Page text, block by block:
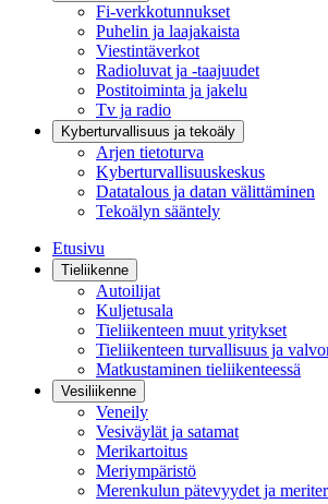
Fi-verkkotunnukset
Puhelin ja laajakaista
Viestintäverkot
Radioluvat ja -taajuudet
Postitoiminta ja jakelu
Tv ja radio
Kyberturvallisuus ja tekoäly
Arjen tietoturva
Kyberturvallisuuskeskus
Datatalous ja datan välittäminen
Tekoälyn sääntely
Etusivu
Tieliikenne
Autoilijat
Kuljetusala
Tieliikenteen muut yritykset
Tieliikenteen turvallisuus ja
Matkustaminen tieliikenteessä
Vesiliikenne
Veneily
Vesiväylät ja satamat
Merikartoitus
Meriympäristö
Merenkulun pätevyydet ja